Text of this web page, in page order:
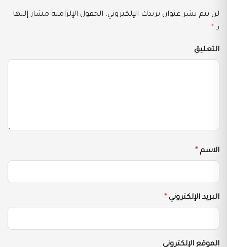
لن يتم نشر عنوان بريدك الإلكتروني. الحقول الإلزامية مشار إليها
بـ *
التعليق
الاسم*
البريد الإلكتروني*
الموقع الإلكتروني